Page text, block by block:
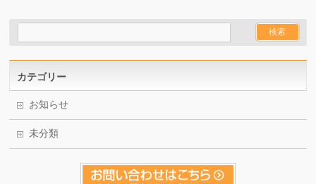
カテゴリー
お知らせ
未分類